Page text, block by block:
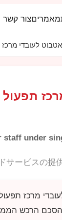
מאמריםצור קשר
לעובדי מרכז
תפעול
under
サービスの提
החוזה
הסכם הרכש